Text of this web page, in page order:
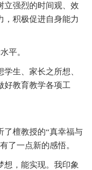
立强烈的时间观、效
，积极促进自身能力
平。
生、家长之所想、
好教育教学各项工
了檀教授的“真幸福与
了一点新的感悟。
想，能实现。我印象